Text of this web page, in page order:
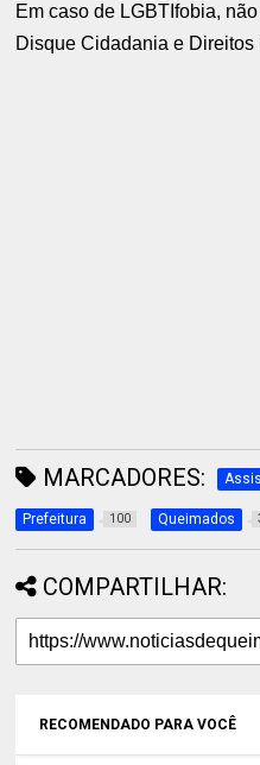
Em caso de LGBTIfobia,
Disque Cidadania e
MARCADORES:
Prefeitura 100 Queimados
COMPARTILHAR:
RECOMENDADO PARA VOCÊ